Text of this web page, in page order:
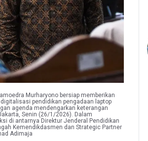
Murharyono bersiap memberikan
pendidikan pengadaan laptop
agenda mendengarkan keterangan
Senin (26/1/2026). Dalam
di antarnya Direktur Jenderal Pendidikan
Kemendikdasmen dan Strategic Partner
Adimaja